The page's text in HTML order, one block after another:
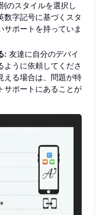
のスタイルを選択し
数字記号に基づくスタ
サポートを持っていま
: 友達に自分のデバイ
ように依頼してくださ
える場合は、問題が特
サポートにあることが